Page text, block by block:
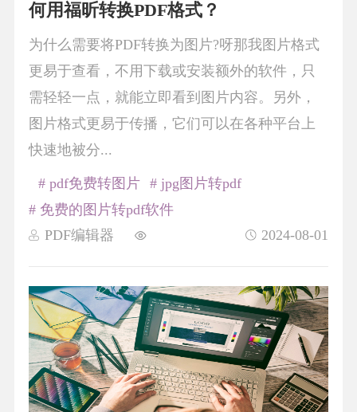
何用福昕转换PDF格式？
为什么需要将PDF转换为图片?呀那我图片格式
更易于查看，不用下载或安装额外的软件，只
需轻轻一点，就能立即看到图片内容。另外，
图片格式更易于传播，它们可以在各种平台上
快速地被分...
PDF编辑器 2024-08-01
# pdf免费转图片
# jpg图片转pdf
# 免费的图片转pdf软件